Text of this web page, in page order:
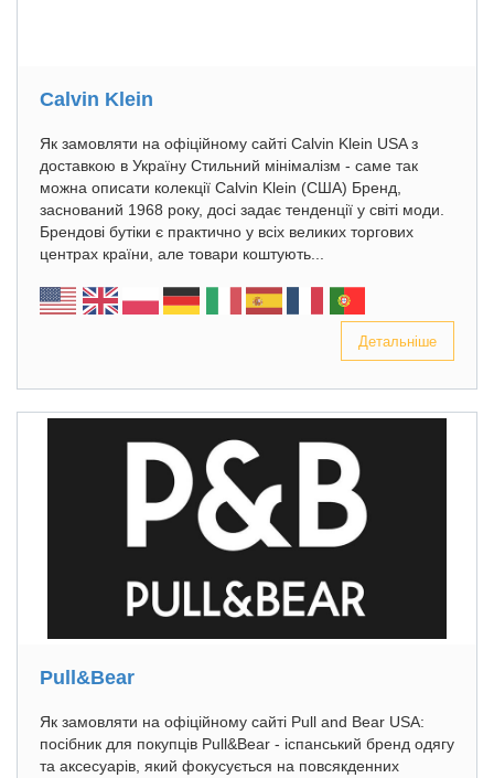
Calvin Klein
Як замовляти на офіційному сайті Calvin Klein USA з
доставкою в Україну Стильний мінімалізм - саме так
можна описати колекції Calvin Klein (США) Бренд,
заснований 1968 року, досі задає тенденції у світі моди.
Брендові бутіки є практично у всіх великих торгових
центрах країни, але товари коштують...
Детальніше
Pull&Bear
Як замовляти на офіційному сайті Pull and Bear USA:
посібник для покупців Pull&Bear - іспанський бренд одягу
та аксесуарів, який фокусується на повсякденних